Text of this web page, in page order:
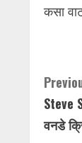
कसा
C
o
Steve
वनडे